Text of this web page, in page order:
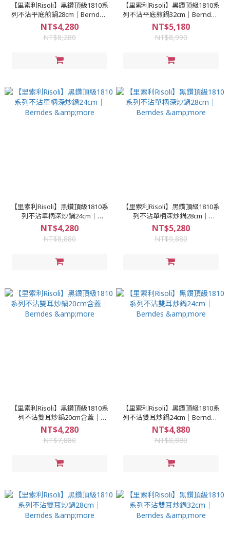
【里索利Risoli】黑鑽頂級1810系
列不沾平底煎鍋28cm｜Berndes
&more
NT$4,280
NT$8,280
【里索利Risoli】黑鑽頂級1810系
列不沾平底煎鍋32cm｜Berndes
&more
NT$5,180
NT$8,990
【里索利Risoli】黑鑽頂級1810系
列不沾單柄深炒鍋24cm｜
Berndes &more
NT$4,280
NT$8,880
【里索利Risoli】黑鑽頂級1810系
列不沾單柄深炒鍋28cm｜
Berndes &more
NT$5,280
NT$9,880
【里索利Risoli】黑鑽頂級1810系
列不沾雙耳炒鍋20cm含蓋｜
Berndes &more
NT$4,280
NT$7,880
【里索利Risoli】黑鑽頂級1810系
列不沾雙耳炒鍋24cm｜Berndes
&more
NT$4,880
NT$8,880